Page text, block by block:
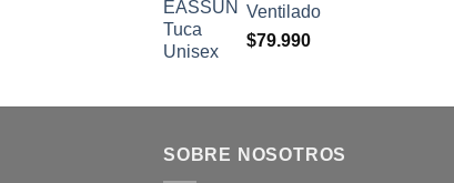
Ventilado
$79.990
SOBRE NOSOTROS